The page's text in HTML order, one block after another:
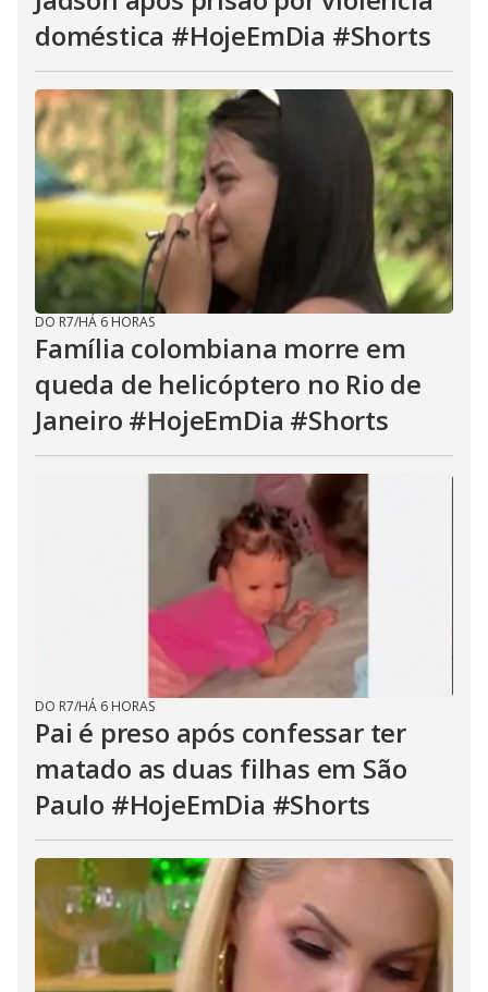
doméstica #HojeEmDia #Shorts
DO R7/HÁ 6 HORAS
Família colombiana morre em
queda de helicóptero no Rio de
Janeiro #HojeEmDia #Shorts
DO R7/HÁ 6 HORAS
Pai é preso após confessar ter
matado as duas filhas em São
Paulo #HojeEmDia #Shorts